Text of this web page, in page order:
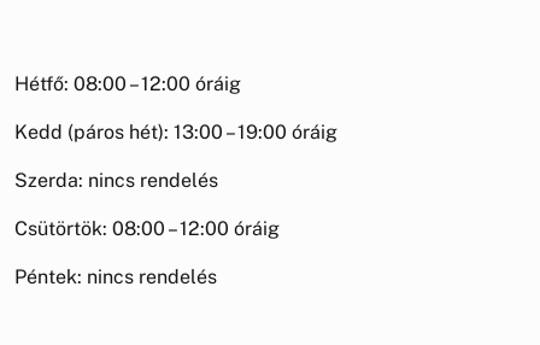
Hétfő: 08:00 – 12:00 óráig
Kedd (páros hét): 13:00 – 19:00 óráig
Szerda: nincs rendelés
Csütörtök: 08:00 – 12:00 óráig
Péntek: nincs rendelés